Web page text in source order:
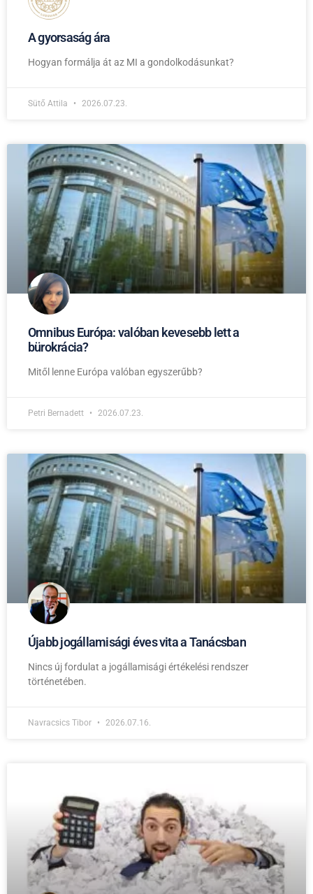
A gyorsaság ára
Hogyan formálja át az MI a gondolkodásunkat?
Sütő Attila 2026.07.23.
Omnibus Európa: valóban kevesebb lett a
bürokrácia?
Mitől lenne Európa valóban egyszerűbb?
Petri Bernadett 2026.07.23.
Újabb jogállamisági éves vita a Tanácsban
Nincs új fordulat a jogállamisági értékelési rendszer
történetében.
Navracsics Tibor 2026.07.16.